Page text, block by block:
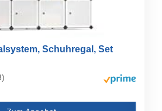
Schuhregal, Set